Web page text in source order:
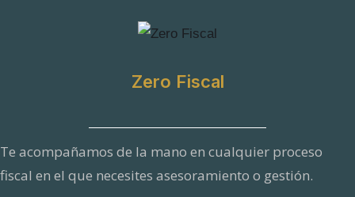
Zero Fiscal
Te acompañamos de la mano en cualquier proceso
fiscal en el que necesites asesoramiento o gestión.